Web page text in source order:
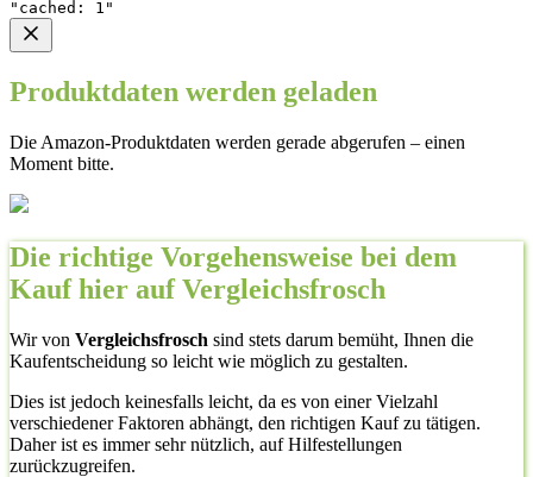
"cached: 1"
Produktdaten werden geladen
Die Amazon-Produktdaten werden gerade abgerufen – einen
Moment bitte.
Die richtige Vorgehensweise bei dem
Kauf hier auf Vergleichsfrosch
Wir von Vergleichsfrosch sind stets darum bemüht, Ihnen die
Kaufentscheidung so leicht wie möglich zu gestalten.
Dies ist jedoch keinesfalls leicht, da es von einer Vielzahl
verschiedener Faktoren abhängt, den richtigen Kauf zu tätigen.
Daher ist es immer sehr nützlich, auf Hilfestellungen
zurückzugreifen.